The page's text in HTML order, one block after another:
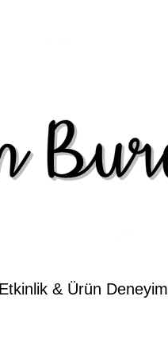
Etkinlik & Ürün Deneyim